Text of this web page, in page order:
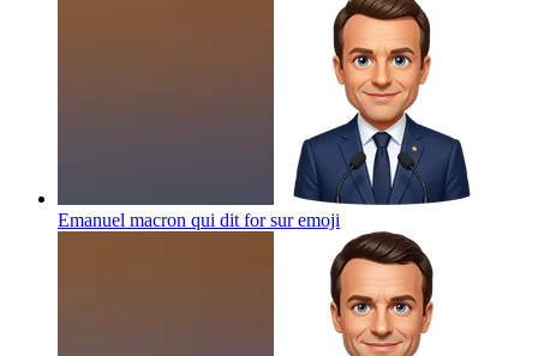
Emanuel macron qui dit for suremoji